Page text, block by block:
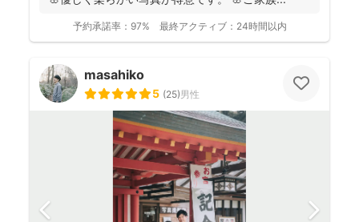
予約承諾率： 97% 最終アクティブ： 24時間以内
masahiko
5 (25)男性